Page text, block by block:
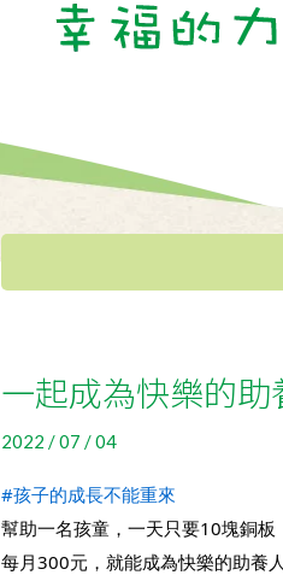
一起成為快樂的助
2022 / 07 / 04
#孩子的成長不能重來
幫助一名孩童，一天只要10塊銅板
每月300元，就能成為快樂的助養人